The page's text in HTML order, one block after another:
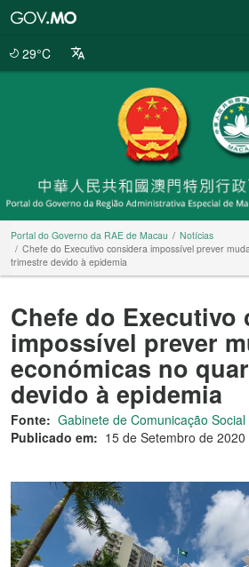
29°C
Portal do Governo da RAE de Macau
Notícias
Chefe do Executivo considera impossível prever
trimestre devido à epidemia
Chefe do Executivo
impossível prever
económicas no
devido à epidemia
Fonte: Gabinete de Comunicação Social
Publicado em: 15 de Setembro de 2020